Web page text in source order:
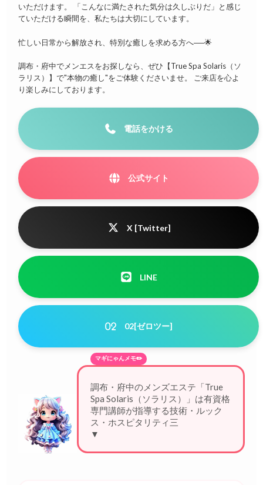
いただけます。 「こんなに満たされた気分は久しぶりだ」と感じ
ていただける瞬間を、私たちは大切にしています。
忙しい日常から解放され、特別な癒しを求める方へ──🌟
調布・府中でメンエスをお探しなら、ぜひ【True Spa Solaris（ソ
ラリス）】で"本物の癒し"をご体験くださいませ。 ご来店を心よ
り楽しみにしております。
電話をかける
公式サイト
X [Twitter]
LINE
02[ゼロツー]
マギにゃんメモ✏️
調布・府中のメンズエステ「True
Spa Solaris（ソラリス）」は有資格
専門講師が指導する技術・ルック
ス・ホスピタリティ三拍子揃いの
厳選セラ